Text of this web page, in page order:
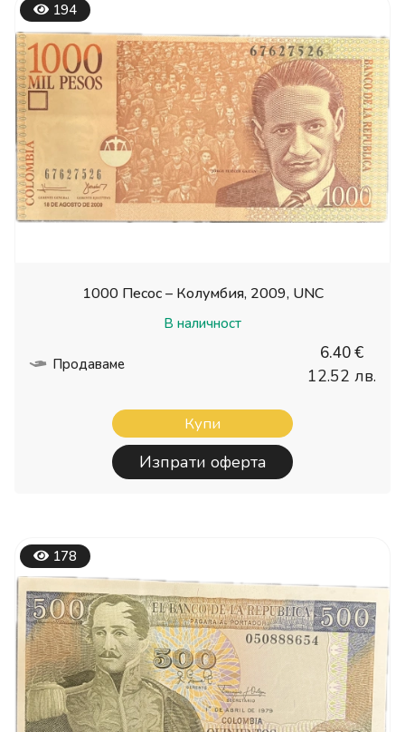
194
1000 Песос – Колумбия, 2009, UNC
В наличност
Продаваме
6.40 €
12.52 лв.
Купи
Изпрати оферта
178